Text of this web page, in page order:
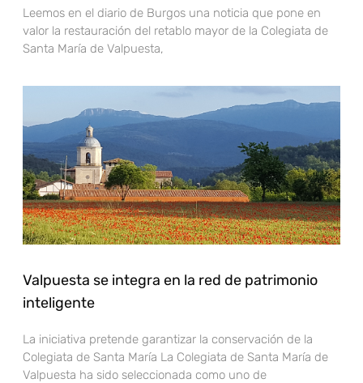
Leemos en el diario de Burgos una noticia que pone en
valor la restauración del retablo mayor de la Colegiata de
Santa María de Valpuesta,
Valpuesta se integra en la red de patrimonio
inteligente
La iniciativa pretende garantizar la conservación de la
Colegiata de Santa María La Colegiata de Santa María de
Valpuesta ha sido seleccionada como uno de